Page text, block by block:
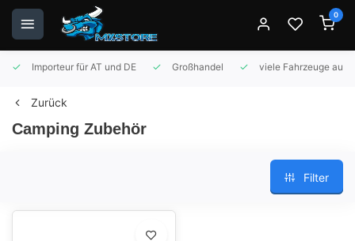
0
Importeur für AT und DE Großhandel viele Fahrzeuge auf
Zurück
Camping Zubehör
Filter